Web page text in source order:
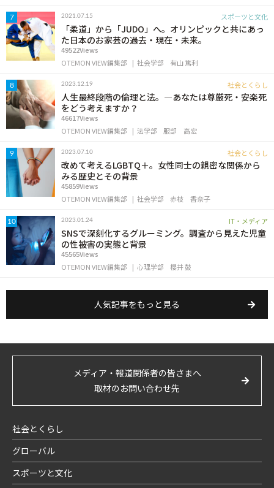
7 2021.07.15 スポーツと文化
「柔道」から「JUDO」へ。オリンピックと共にあっ
た日本のお家芸の過去・現在・未来。
49522Views
OTEMON VIEW編集部
社会学部 有山 篤利
8 2023.12.19 社会とくらし
人生最終段階の倫理と法。―あなたは尊厳死・安楽死
をどう考えますか？
46617Views
OTEMON VIEW編集部
法学部 服部 高宏
9 2023.07.10 社会とくらし
改めて考えるLGBTQ＋。女性同士の親密な関係から
みる歴史とその背景
45859Views
OTEMON VIEW編集部
社会学部 赤枝 香奈子
10 2023.01.24 IT・メディア
SNSで深刻化するグルーミング。調査から見えた児童
の性被害の実態と背景
45565Views
OTEMON VIEW編集部
心理学部 櫻井 鼓
人気記事をもっと見る
メディア・報道関係者の皆さまへ
取材のお問い合わせ先
社会とくらし
グローバル
スポーツと文化